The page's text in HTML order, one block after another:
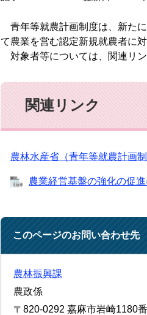
青年等就農計画制度は、新た
て農業を営む認定新規就農者に
対象者等については、関連リン
関連リンク
農林水産省（青年等就農計画制
農業経営基盤の強化の促
このページのお問い合わせ先
農林振興課
農政係
〒820-0292 嘉麻市岩崎1180